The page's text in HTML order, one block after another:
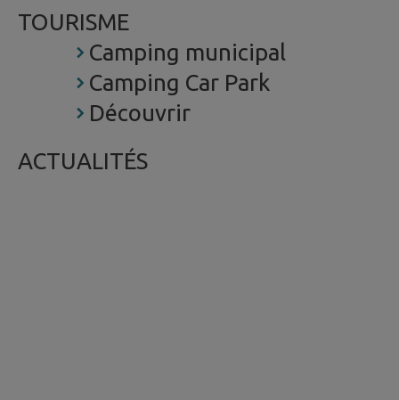
TOURISME
Camping municipal
Camping Car Park
Découvrir
ACTUALITÉS